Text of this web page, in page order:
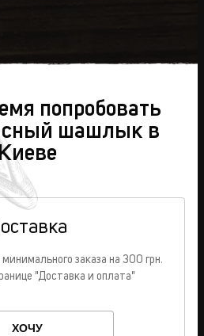
попробовать
шашлык в
Киеве
заказа на 300 грн.
"Доставка и оплата"
ХОЧУ